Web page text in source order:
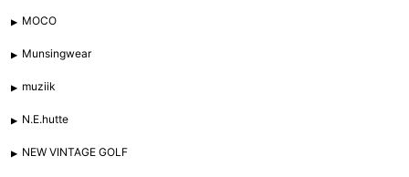
MOCO
Munsingwear
muziik
N.E.hutte
NEW VINTAGE GOLF